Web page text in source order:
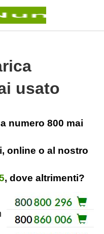
usato
numero 800 mai
online o al nostro
, dove altrimenti?